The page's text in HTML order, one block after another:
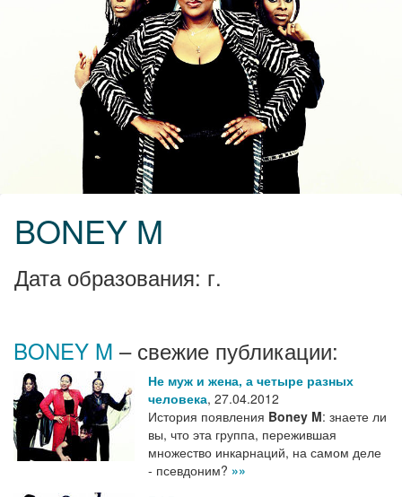
BONEY M
Дата образования: г.
BONEY M – свежие публикации:
Не муж и жена, а четыре разных
человека, 27.04.2012
История появления Boney M: знаете ли
вы, что эта группа, пережившая
множество инкарнаций, на самом деле
- псевдоним? »»